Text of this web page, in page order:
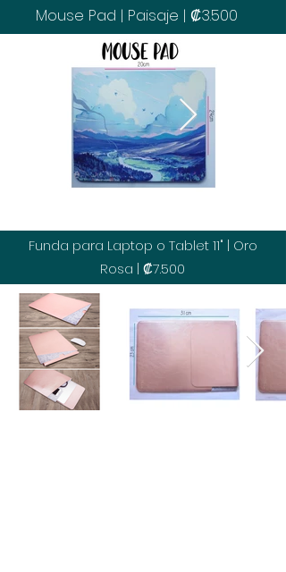
Mouse Pad | Paisaje | ₡3.500
Funda para Laptop o Tablet 11" | Oro
Rosa | ₡7.500